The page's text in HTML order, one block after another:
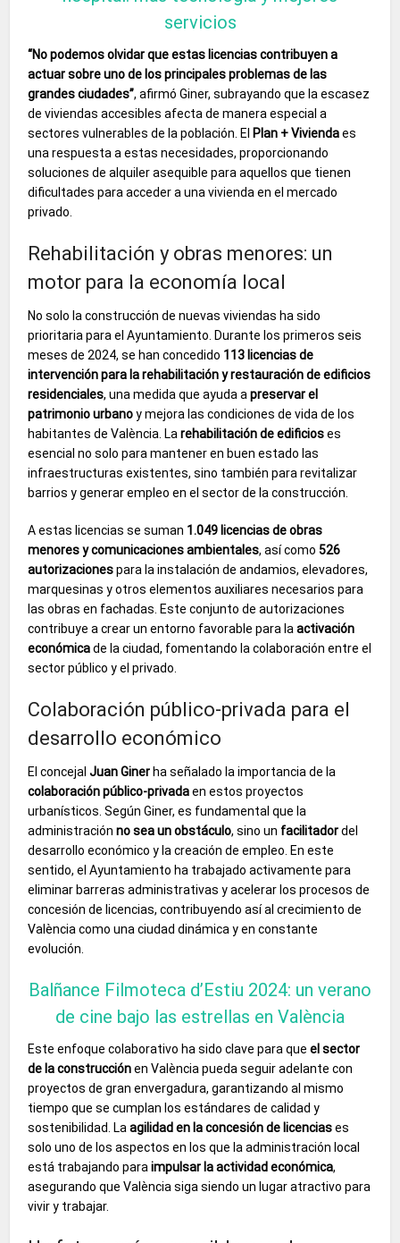
servicios
“No podemos olvidar que estas licencias contribuyen a
actuar sobre uno de los principales problemas de las
grandes ciudades”, afirmó Giner, subrayando que la escasez
de viviendas accesibles afecta de manera especial a
sectores vulnerables de la población. El Plan + Viviendaes
una respuesta a estas necesidades, proporcionando
soluciones de alquiler asequible para aquellos que tienen
dificultades para acceder a una vivienda en el mercado
privado.
Rehabilitación y obras menores: un
motor para la economía local
No solo la construcción de nuevas viviendas ha sido
prioritaria para el Ayuntamiento. Durante los primeros seis
meses de 2024, se han concedido 113 licencias de
intervención para la rehabilitación y restauración de edificios
residenciales, una medida que ayuda apreservar el
patrimonio urbanoy mejora las condiciones de vida de los
habitantes de València. Larehabilitación de edificioses
esencial no solo para mantener en buen estado las
infraestructuras existentes, sino también para revitalizar
barrios y generar empleo en el sector de la construcción.
A estas licencias se suman 1.049 licencias de obras
menores y comunicaciones ambientales, así como526
autorizacionespara la instalación de andamios, elevadores,
marquesinas y otros elementos auxiliares necesarios para
las obras en fachadas. Este conjunto de autorizaciones
contribuye a crear un entorno favorable para laactivación
económicade la ciudad, fomentando la colaboración entre el
sector público y el privado.
Colaboración público-privada para el
desarrollo económico
El concejalJuan Giner ha señalado la importancia de la
colaboración público-privadaen estos proyectos
urbanísticos. Según Giner, es fundamental que la
administraciónno sea un obstáculo, sino un facilitadordel
desarrollo económico y la creación de empleo. En este
sentido, el Ayuntamiento ha trabajado activamente para
eliminar barreras administrativas y acelerar los procesos de
concesión de licencias, contribuyendo así al crecimiento de
València como una ciudad dinámica y en constante
evolución.
Balñance Filmoteca d’Estiu 2024: un verano
de cine bajo las estrellas en València
Este enfoque colaborativo ha sido clave para queel sector
de la construcciónen València pueda seguir adelante con
proyectos de gran envergadura, garantizando al mismo
tiempo que se cumplan los estándares de calidad y
sostenibilidad. Laagilidad en la concesión de licenciases
solo uno de los aspectos en los que la administración local
está trabajando paraimpulsar la actividad económica,
asegurando que València siga siendo un lugar atractivo para
vivir y trabajar.